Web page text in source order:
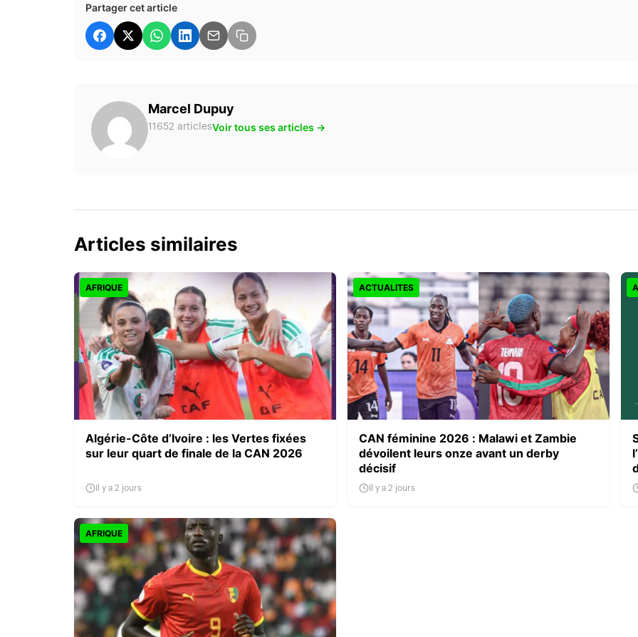
Partager cet article
Marcel Dupuy
11652 articlesVoir tous ses articles →
Articles similaires
AFRIQUE
Algérie-Côte d’Ivoire : les Vertes fixées
sur leur quart de finale de la CAN 2026
Il y a 2 jours
ACTUALITES
CAN féminine 2026 : Malawi et Zambie
dévoilent leurs onze avant un derby
décisif
Il y a 2 jours
AFRIQUE